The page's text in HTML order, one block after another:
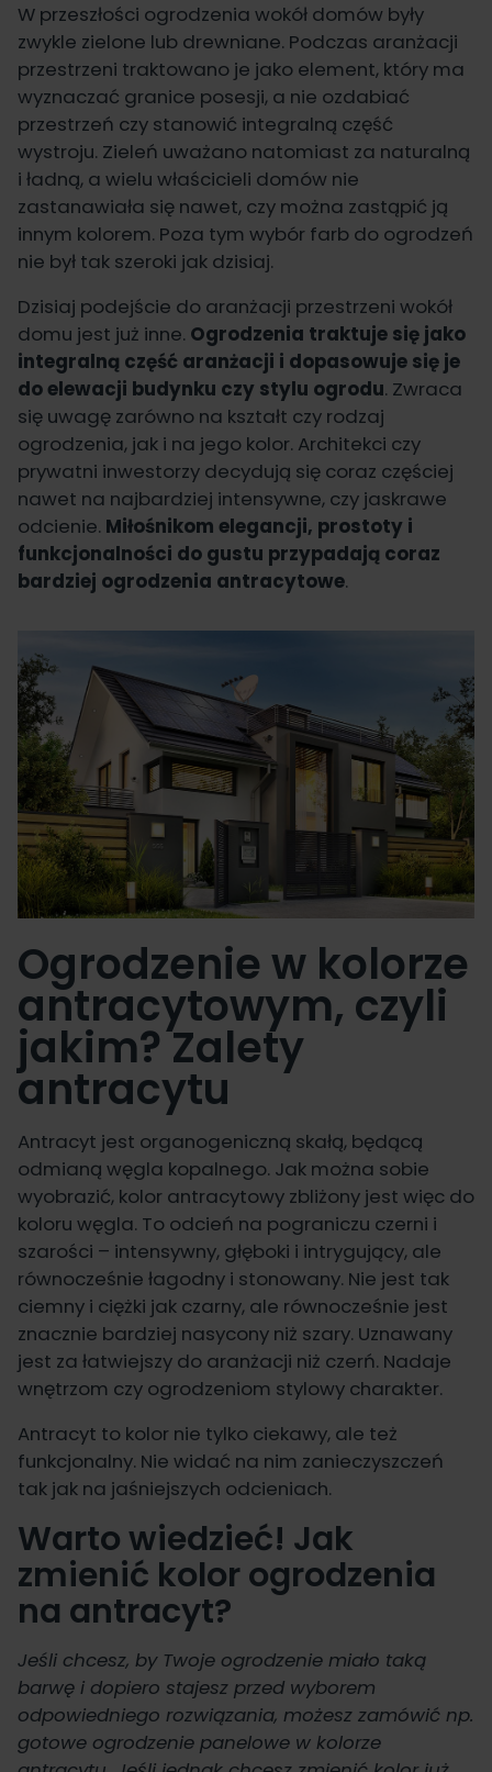
W przeszłości ogrodzenia wokół domów były
zwykle zielone lub drewniane. Podczas aranżacji
przestrzeni traktowano je jako element, który ma
wyznaczać granice posesji, a nie ozdabiać
przestrzeń czy stanowić integralną część
wystroju. Zieleń uważano natomiast za naturalną
i ładną, a wielu właścicieli domów nie
zastanawiała się nawet, czy można zastąpić ją
innym kolorem. Poza tym wybór farb do ogrodzeń
nie był tak szeroki jak dzisiaj.
Dzisiaj podejście do aranżacji przestrzeni wokół
domu jest już inne. Ogrodzenia traktuje się jako
integralną część aranżacji i dopasowuje się je
do elewacji budynku czy stylu ogrodu. Zwraca
się uwagę zarówno na kształt czy rodzaj
ogrodzenia, jak i na jego kolor. Architekci czy
prywatni inwestorzy decydują się coraz częściej
nawet na najbardziej intensywne, czy jaskrawe
odcienie. Miłośnikom elegancji, prostoty i
funkcjonalności do gustu przypadają coraz
bardziej ogrodzenia antracytowe.
Ogrodzenie w kolorze
antracytowym, czyli
jakim? Zalety
antracytu
Antracyt jest organogeniczną skałą, będącą
odmianą węgla kopalnego. Jak można sobie
wyobrazić, kolor antracytowy zbliżony jest więc do
koloru węgla. To odcień na pograniczu czerni i
szarości – intensywny, głęboki i intrygujący, ale
równocześnie łagodny i stonowany. Nie jest tak
ciemny i ciężki jak czarny, ale równocześnie jest
znacznie bardziej nasycony niż szary. Uznawany
jest za łatwiejszy do aranżacji niż czerń. Nadaje
wnętrzom czy ogrodzeniom stylowy charakter.
Antracyt to kolor nie tylko ciekawy, ale też
funkcjonalny. Nie widać na nim zanieczyszczeń
tak jak na jaśniejszych odcieniach.
Warto wiedzieć! Jak
zmienić kolor ogrodzenia
na antracyt?
Jeśli chcesz, by Twoje ogrodzenie miało taką
barwę i dopiero stajesz przed wyborem
odpowiedniego rozwiązania, możesz zamówić np.
gotowe ogrodzenie panelowe w kolorze